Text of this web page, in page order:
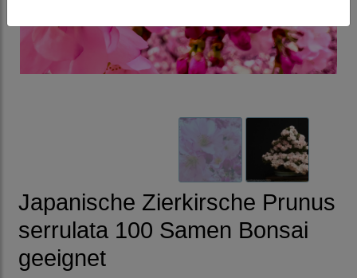
Japanische Zierkirsche Prunus
serrulata 100 Samen Bonsai
geeignet